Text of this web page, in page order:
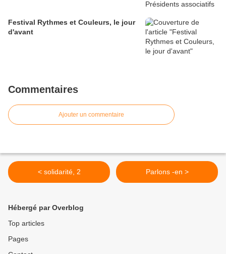
Festival Rythmes et Couleurs, le jour
d'avant
Commentaires
Ajouter un commentaire
< solidarité, 2 Parlons -en >
Hébergé par Overblog
Top articles
Pages